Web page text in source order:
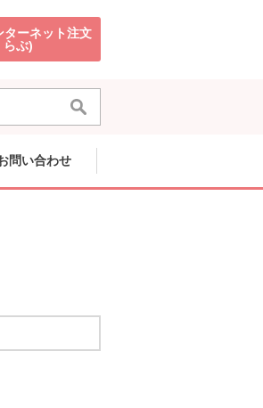
。
ターネット注文
らぶ)別のウィンドウで開きます。
問い合わせ